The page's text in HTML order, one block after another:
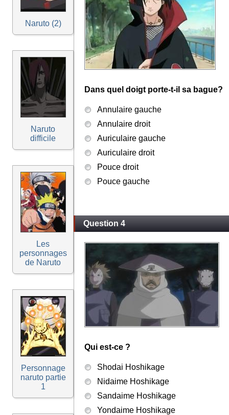
Naruto (2)
Naruto
difficile
Les
personnages
de Naruto
Personnage
naruto partie
1
Dans quel doigt porte-t-il sa bague?
Annulaire gauche
Annulaire droit
Auriculaire gauche
Auriculaire droit
Pouce droit
Pouce gauche
Question 4
Qui est-ce ?
Shodai Hoshikage
Nidaime Hoshikage
Sandaime Hoshikage
Yondaime Hoshikage